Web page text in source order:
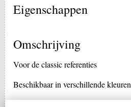
Eigenschappen
Omschrijving
Voor de classic referenties
Beschikbaar in verschillende kleuren